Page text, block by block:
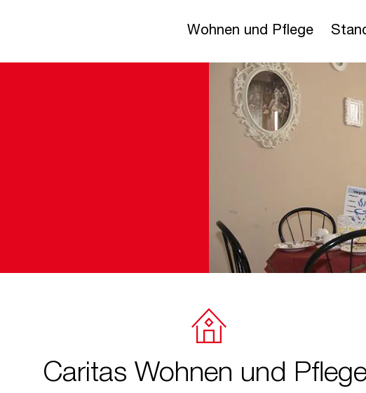
Wohnen und Pflege
Caritas Wohnen und